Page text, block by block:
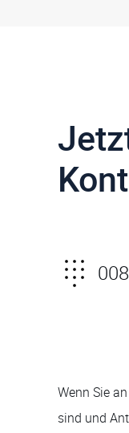
Wenn Sie
sind und